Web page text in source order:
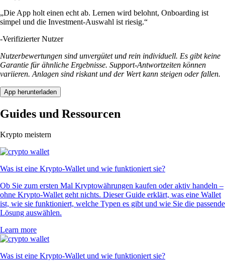
„Die App holt einen echt ab. Lernen wird belohnt, Onboarding ist
simpel und die Investment-Auswahl ist riesig.“
-Verifizierter Nutzer
Nutzerbewertungen sind unvergütet und rein individuell. Es gibt keine
Garantie für ähnliche Ergebnisse. Support-Antwortzeiten können
variieren. Anlagen sind riskant und der Wert kann steigen oder fallen.
App herunterladen
Guides und Ressourcen
Krypto meistern
Was ist eine Krypto-Wallet und wie funktioniert sie?
Ob Sie zum ersten Mal Kryptowährungen kaufen oder aktiv handeln –
ohne Krypto-Wallet geht nichts. Dieser Guide erklärt, was eine Wallet
ist, wie sie funktioniert, welche Typen es gibt und wie Sie die passende
Lösung auswählen.
Learn more
Was ist eine Krypto-Wallet und wie funktioniert sie?